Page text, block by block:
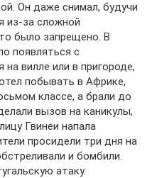
Он даже снимал, будучи
из-за сложной
было запрещено. В
появляться с
вилле или в пригороде,
побывать в Африке,
классе, а брали до
вызов на каникулы,
Гвинеи напала
просидели три дня на
и бомбили.
атаку.